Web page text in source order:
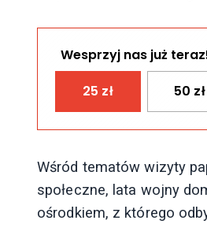
Wesprzyj nas już
25 zł 50 zł
Wśród tematów wizyty
społeczne, lata wojny
ośrodkiem, z którego